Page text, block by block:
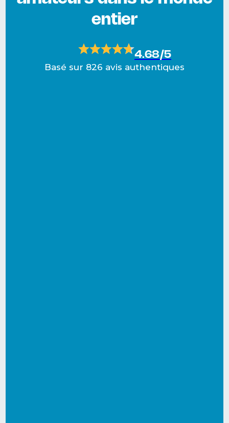
entier
4.68/5
Basé sur 826 avis authentiques